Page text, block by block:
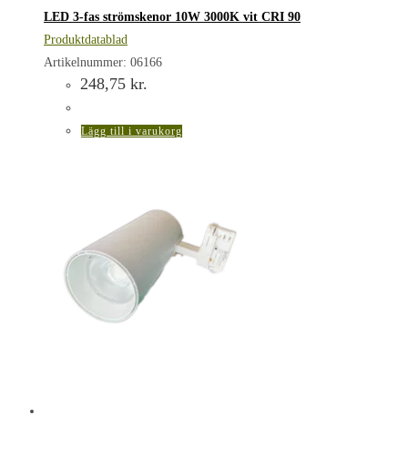
LED 3-fas strömskenor 10W 3000K vit CRI 90
Produktdatablad
Artikelnummer: 06166
248,75 kr.
Lägg till i varukorg